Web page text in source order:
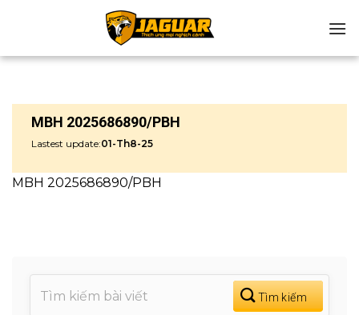
MBH 2025686890/PBH
Lastest update:01-Th8-25
MBH 2025686890/PBH